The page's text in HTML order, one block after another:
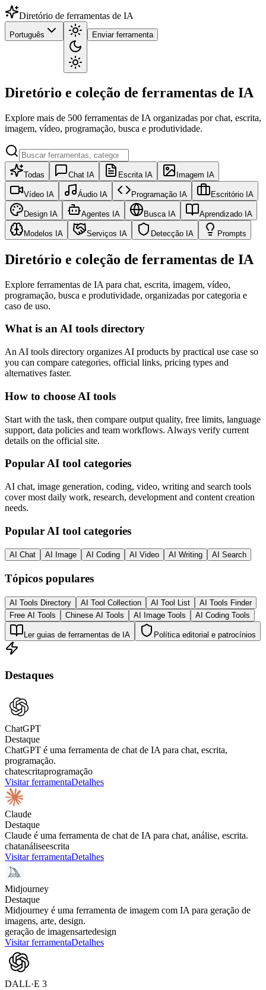
Diretório de ferramentas de IA
Português Enviar ferramenta
Diretório e coleção de ferramentas de IA
Explore mais de 500 ferramentas de IA organizadas por chat, escrita,
imagem, vídeo, programação, busca e produtividade.
Todas Chat IA Escrita IA Imagem IA
Vídeo IA Áudio IA Programação IA Escritório IA
Design IA Agentes IA Busca IA Aprendizado IA
Modelos IA Serviços IA Detecção IA Prompts
Diretório e coleção de ferramentas de IA
Explore ferramentas de IA para chat, escrita, imagem, vídeo,
programação, busca e produtividade, organizadas por categoria e
caso de uso.
What is an AI tools directory
An AI tools directory organizes AI products by practical use case so
you can compare categories, official links, pricing types and
alternatives faster.
How to choose AI tools
Start with the task, then compare output quality, free limits, language
support, data policies and team workflows. Always verify current
details on the official site.
Popular AI tool categories
AI chat, image generation, coding, video, writing and search tools
cover most daily work, research, development and content creation
needs.
Popular AI tool categories
AI Chat AI Image AI Coding AI Video AI Writing AI Search
Tópicos populares
AI Tools Directory AI Tool Collection AI Tool List
AI Tools Finder
Free AI Tools
Chinese AI Tools AI Image Tools AI Coding Tools
Ler guias de ferramentas de IA Política editorial e patrocínios
Destaques
ChatGPT
Destaque
ChatGPT é uma ferramenta de chat de IA para chat, escrita,
programação.
chatescritaprogramação
Visitar ferramentaDetalhes
Claude
Destaque
Claude é uma ferramenta de chat de IA para chat, análise, escrita.
chatanáliseescrita
Visitar ferramentaDetalhes
Midjourney
Destaque
Midjourney é uma ferramenta de imagem com IA para geração de
imagens, arte, design.
geração de imagensartedesign
Visitar ferramentaDetalhes
DALL·E 3